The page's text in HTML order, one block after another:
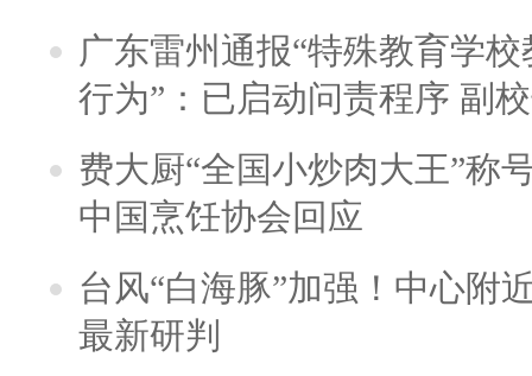
广东雷州通报“特殊教育学
行为”：已启动问责程序 副
费大厨“全国小炒肉大王”称
中国烹饪协会回应
台风“白海豚”加强！中心附
最新研判